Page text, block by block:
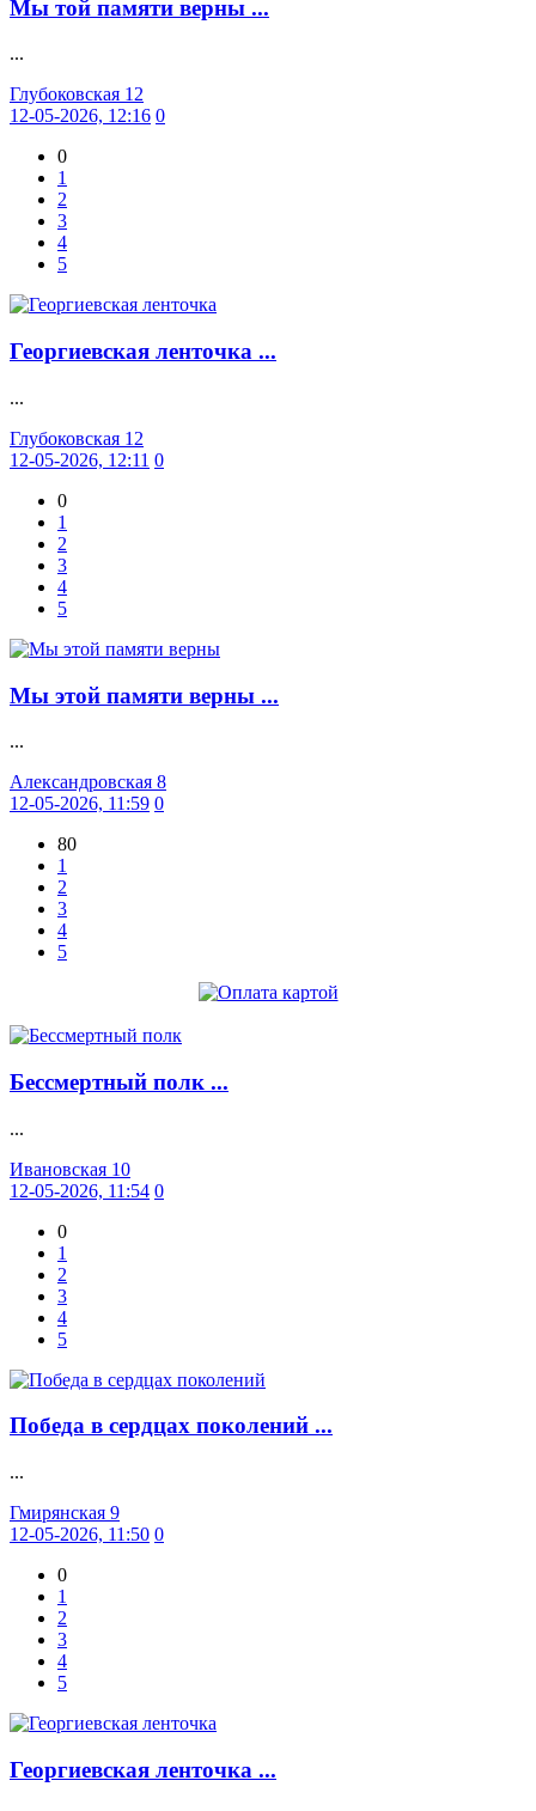
Мы той памяти верны ...
...
Глубоковская 12
12-05-2026, 12:16 0
0
1
2
3
4
5
Георгиевская ленточка ...
...
Глубоковская 12
12-05-2026, 12:11 0
0
1
2
3
4
5
Мы этой памяти верны ...
...
Александровская 8
12-05-2026, 11:59 0
80
1
2
3
4
5
Бессмертный полк ...
...
Ивановская 10
12-05-2026, 11:54 0
0
1
2
3
4
5
Победа в сердцах поколений ...
...
Гмирянская 9
12-05-2026, 11:50 0
0
1
2
3
4
5
Георгиевская ленточка ...